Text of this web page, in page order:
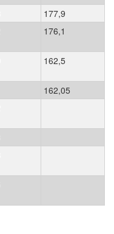
177,9
176,1
162,5
162,05